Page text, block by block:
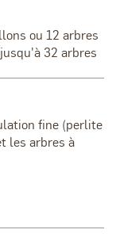
ou 12 arbres
32 arbres
fine (perlite
les arbres à